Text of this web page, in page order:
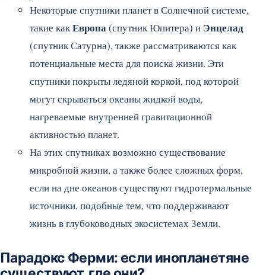
Некоторые спутники планет в Солнечной системе,
такие какЕвропа(спутник Юпитера) и Энцелад
(спутник Сатурна), также рассматриваются как
потенциальные места для поиска жизни. Эти
спутники покрыты ледяной коркой, под которой
могут скрываться океаны жидкой воды,
нагреваемые внутренней гравитационной
активностью планет.
На этих спутниках возможно существование
микробной жизни, а также более сложных форм,
если на дне океанов существуют гидротермальные
источники, подобные тем, что поддерживают
жизнь в глубоководных экосистемах Земли.
Парадокс Ферми: если инопланетяне